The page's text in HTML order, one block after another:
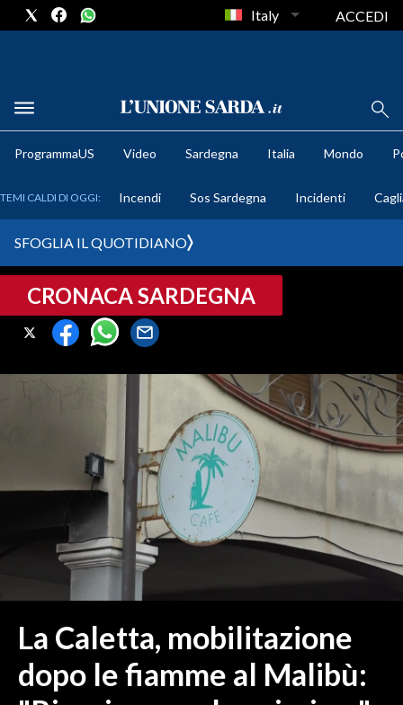
METEO
CRONACA SARDEGNA
CAGLIARI
SULCIS IGLESIENTE
SASSARI E PROVINCIA
GALLURA
NUORO E PROVINCIA
OGLIASTRA
ITALIA
MONDO
Italy ACCEDI
ProgrammaUS Video Sardegna Italia Mondo
TEMI CALDI DI OGGI: Incendi Sos Sardegna Incidenti
SFOGLIA IL QUOTIDIANO
CRONACA SARDEGNA
La Caletta, mobilitazione
dopo le fiamme al Malibù: